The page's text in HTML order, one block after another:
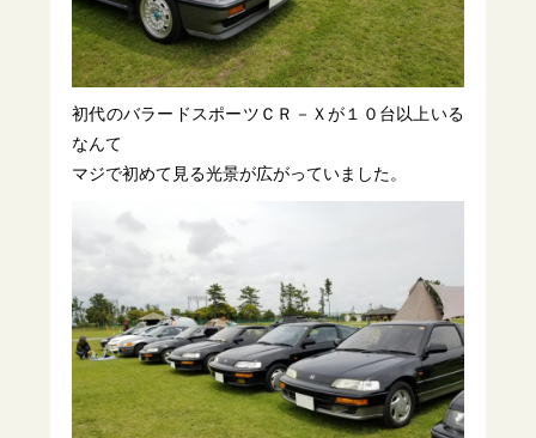
初代のバラードスポーツＣＲ－Ｘが１０台以上いる
なんて
マジで初めて見る光景が広がっていました。